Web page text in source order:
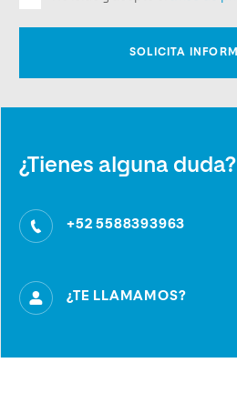
¿Tienes alguna duda?
+52 5588393963
¿TE LLAMAMOS?